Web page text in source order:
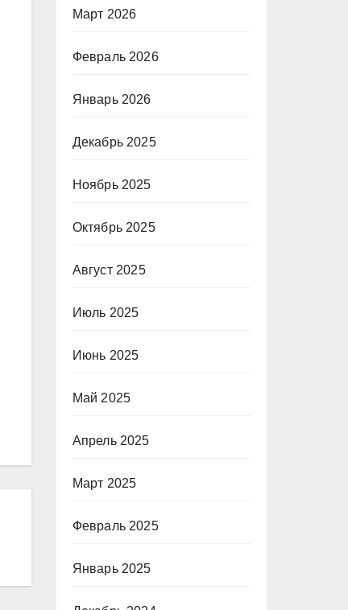
Март 2026
Февраль 2026
Январь 2026
Декабрь 2025
Ноябрь 2025
Октябрь 2025
Август 2025
Июль 2025
Июнь 2025
Май 2025
Апрель 2025
Март 2025
Февраль 2025
Январь 2025